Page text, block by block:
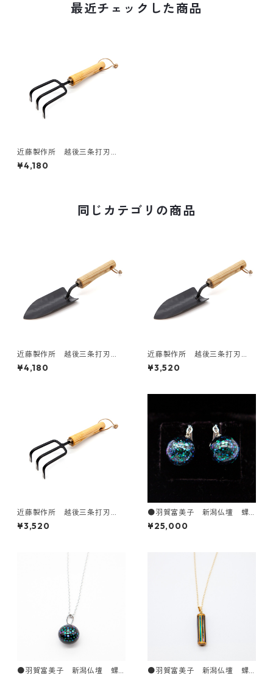
最近チェックした商品
近藤製作所 越後三条打刃
物 耕耘フォーク 大
¥4,180
同じカテゴリの商品
近藤製作所 越後三条打刃
物 移植ゴテ 大
¥4,180
近藤製作所 越後三条打刃
物 移植ゴテ 小
¥3,520
近藤製作所 越後三条打刃
物 耕耘フォーク 小
¥3,520
●羽賀富美子 新潟仏壇 螺
鈿イヤリング（ball）
¥25,000
●羽賀富美子 新潟仏壇 螺
●羽賀富美子 新潟仏壇 螺